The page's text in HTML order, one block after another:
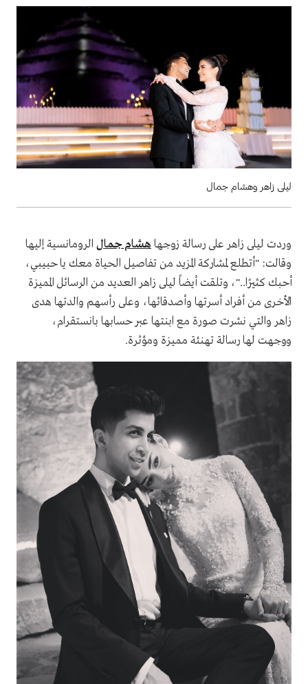
ليلى زاهر وهشام جمال
وردت ليلى زاهر على رسالة زوجها هشام جمال الرومانسية إليها
وقالت: "أتطلع لمشاركة المزيد من تفاصيل الحياة معك يا حبيبي،
أحبك كثيرًا.."، وتلقت أيضاً ليلى زاهر العديد من الرسائل المميزة
الأخرى من أفراد أسرتها وأصدقائها، وعلى رأسهم والدتها هدى
زاهر والتي نشرت صورة مع ابنتها عبر حسابها بانستقرام،
ووجهت لها رسالة تهنئة مميزة ومؤثرة.